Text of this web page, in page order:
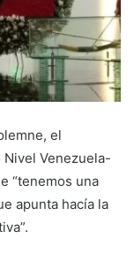
el
Venezuela-
“tenemos una
apunta hacía la